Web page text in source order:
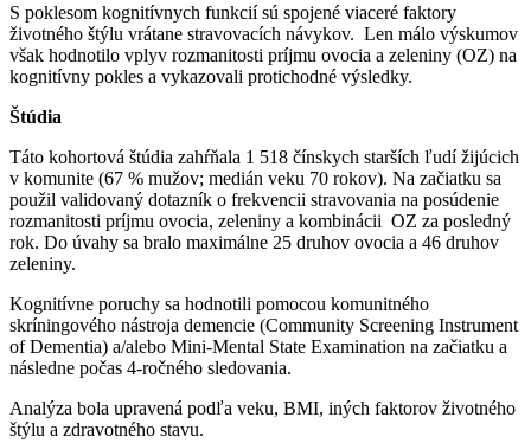
S poklesom kognitívnych funkcií sú spojené viaceré faktory
životného štýlu vrátane stravovacích návykov. Len málo výskumov
však hodnotilo vplyv rozmanitosti príjmu ovocia a zeleniny (OZ) na
kognitívny pokles a vykazovali protichodné výsledky.
Štúdia
Táto kohortová štúdia zahŕňala 1 518 čínskych starších ľudí žijúcich
v komunite (67 % mužov; medián veku 70 rokov). Na začiatku sa
použil validovaný dotazník o frekvencii stravovania na posúdenie
rozmanitosti príjmu ovocia, zeleniny a kombinácii OZ za posledný
rok. Do úvahy sa bralo maximálne 25 druhov ovocia a 46 druhov
zeleniny.
Kognitívne poruchy sa hodnotili pomocou komunitného
skríningového nástroja demencie (Community Screening Instrument
of Dementia) a/alebo Mini-Mental State Examination na začiatku a
následne počas 4-ročného sledovania.
Analýza bola upravená podľa veku, BMI, iných faktorov životného
štýlu a zdravotného stavu.